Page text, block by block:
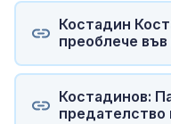
Костадин
преоблече във
Костадинов:
предателство